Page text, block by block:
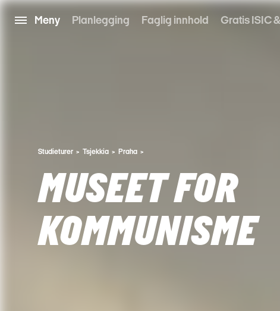
Meny Planlegging Faglig innhold Gratis ISIC
Studieturer Tsjekkia Praha
MUSEET FOR
KOMMUNISME